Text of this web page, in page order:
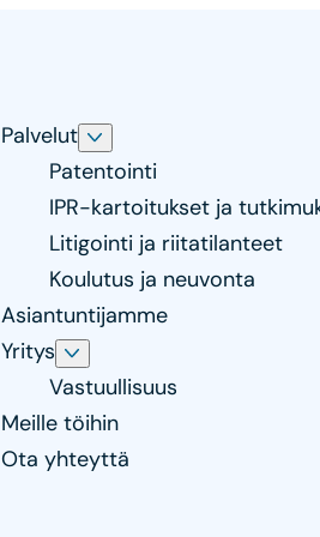
Palvelut
Patentointi
IPR-kartoitukset ja
Litigointi ja riitatilanteet
Koulutus ja neuvonta
Asiantuntijamme
Yritys
Vastuullisuus
Meille töihin
Ota yhteyttä